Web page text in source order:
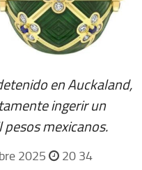
en Auckaland,
ingerir un
mexicanos.
2025 20 34